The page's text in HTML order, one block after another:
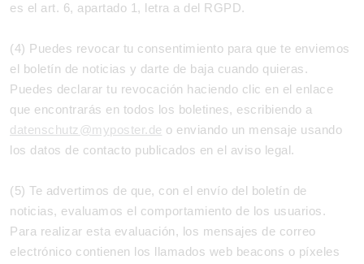
es el art. 6, apartado 1, letra a del RGPD.
(4) Puedes revocar tu consentimiento para que te enviemos
el boletín de noticias y darte de baja cuando quieras.
Puedes declarar tu revocación haciendo clic en el enlace
que encontrarás en todos los boletines, escribiendo a
datenschutz@myposter.de o enviando un mensaje usando
los datos de contacto publicados en el aviso legal.
(5) Te advertimos de que, con el envío del boletín de
noticias, evaluamos el comportamiento de los usuarios.
Para realizar esta evaluación, los mensajes de correo
electrónico contienen los llamados web beacons o píxeles